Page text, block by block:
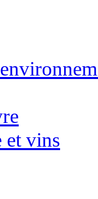
et vins